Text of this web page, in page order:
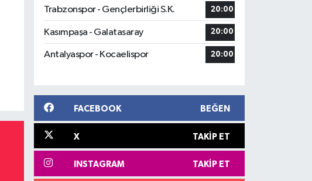
Trabzonspor - Gençlerbirliği S.K. 20:00
Kasımpaşa - Galatasaray 20:00
Antalyaspor - Kocaelispor 20:00
FACEBOOK BEĞEN
X TAKIP ET
INSTAGRAM TAKIP ET